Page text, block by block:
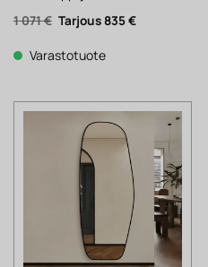
1 071€ Alkuperäinen
hinta
1
071 €.
835€Nykyinen
Varastotuote